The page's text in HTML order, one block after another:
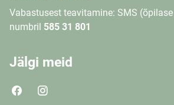
Vabastusest teavitamine: SMS
numbril 585 31 801
Jälgi meid